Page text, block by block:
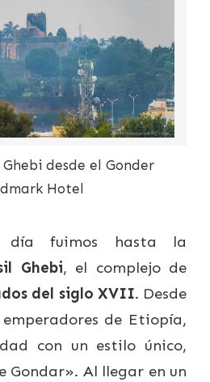
desde el Gonder
Hotel
día fuimos hasta la
Ghebi, el complejo de
del siglo XVII. Desde
de Etiopía,
con un estilo único,
Gondar». Al llegar en un